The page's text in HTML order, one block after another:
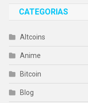
CATEGORIAS
Altcoins
Anime
Bitcoin
Blog